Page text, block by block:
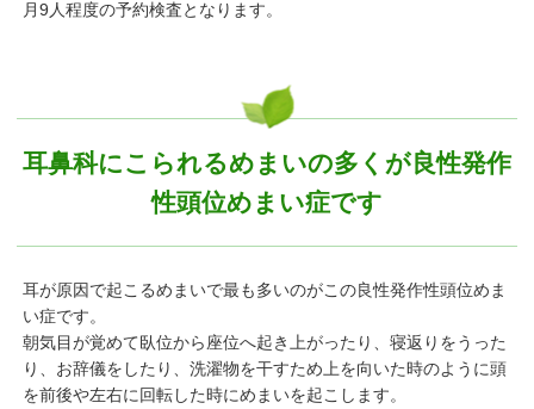
月9人程度の予約検査となります。
耳鼻科にこられるめまいの多くが良性発作
性頭位めまい症です
耳が原因で起こるめまいで最も多いのがこの良性発作性頭位めま
い症です。
朝気目が覚めて臥位から座位へ起き上がったり、寝返りをうった
り、お辞儀をしたり、洗濯物を干すため上を向いた時のように頭
を前後や左右に回転した時にめまいを起こします。